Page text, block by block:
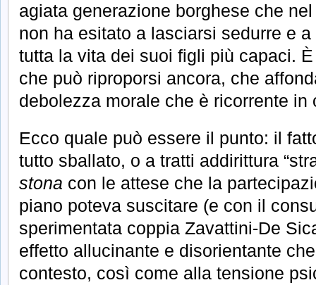
agiata generazione borghese che
non ha esitato a lasciarsi sedurre e
tutta la vita dei suoi figli più capaci.
che può riproporsi ancora, che
debolezza morale che è ricorrente
Ecco quale può essere il punto: il
tutto sballato, o a tratti addirittura
stona con le attese che la
piano poteva suscitare (e con il
sperimentata coppia Zavattini-De
effetto allucinante e disorientante
contesto, così come alla tensione